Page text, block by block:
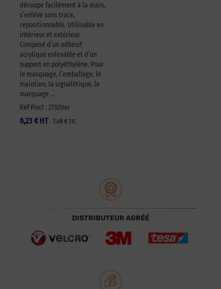
découpe facilement à la main,
s’enlève sans trace,
repositionnable. Utilisable en
intérieur et extérieur.
Composé d’un adhésif
acrylique enlevable et d’un
support en polyéthylène. Pour
le masquage, l’emballage, le
maintien, la signalétique, le
marquage …
Réf Pixcl : 2702Ver
6,23 € 7,48 € TTC
HT
DISTRIBUTEUR AGRÉÉ